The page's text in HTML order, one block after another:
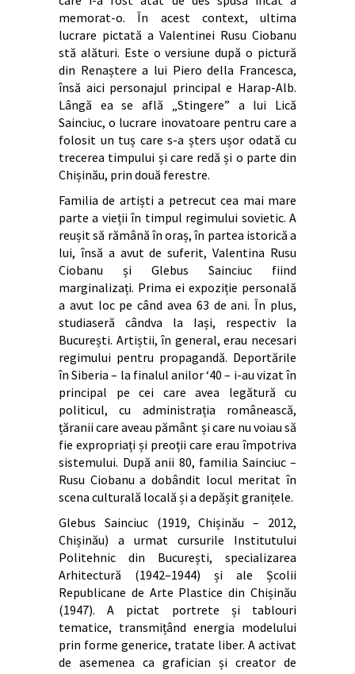
memorat-o. În acest context, ultima
lucrare pictată a Valentinei Rusu Ciobanu
stă alături. Este o versiune după o pictură
din Renaștere a lui Piero della Francesca,
însă aici personajul principal e Harap-Alb.
Lângă ea se află „Stingere” a lui Lică
Sainciuc, o lucrare inovatoare pentru care a
folosit un tuș care s-a șters ușor odată cu
trecerea timpului și care redă și o parte din
Chișinău, prin două ferestre.
Familia de artiști a petrecut cea mai mare
parte a vieții în timpul regimului sovietic. A
reușit să rămână în oraș, în partea istorică a
lui, însă a avut de suferit, Valentina Rusu
Ciobanu și Glebus Sainciuc fiind
marginalizați. Prima ei expoziție personală
a avut loc pe când avea 63 de ani. În plus,
studiaseră cândva la Iași, respectiv la
București. Artiștii, în general, erau necesari
regimului pentru propagandă. Deportările
în Siberia – la finalul anilor ‘40 – i-au vizat în
principal pe cei care avea legătură cu
politicul, cu administrația românească,
țăranii care aveau pământ și care nu voiau să
fie expropriați și preoții care erau împotriva
sistemului. După anii 80, familia Sainciuc –
Rusu Ciobanu a dobândit locul meritat în
scena culturală locală și a depășit granițele.
Glebus Sainciuc (1919, Chișinău – 2012,
Chișinău) a urmat cursurile Institutului
Politehnic din București, specializarea
Arhitectură (1942–1944) și ale Școlii
Republicane de Arte Plastice din Chișinău
(1947). A pictat portrete și tablouri
tematice, transmițând energia modelului
prin forme generice, tratate liber. A activat
de asemenea ca grafician și creator de